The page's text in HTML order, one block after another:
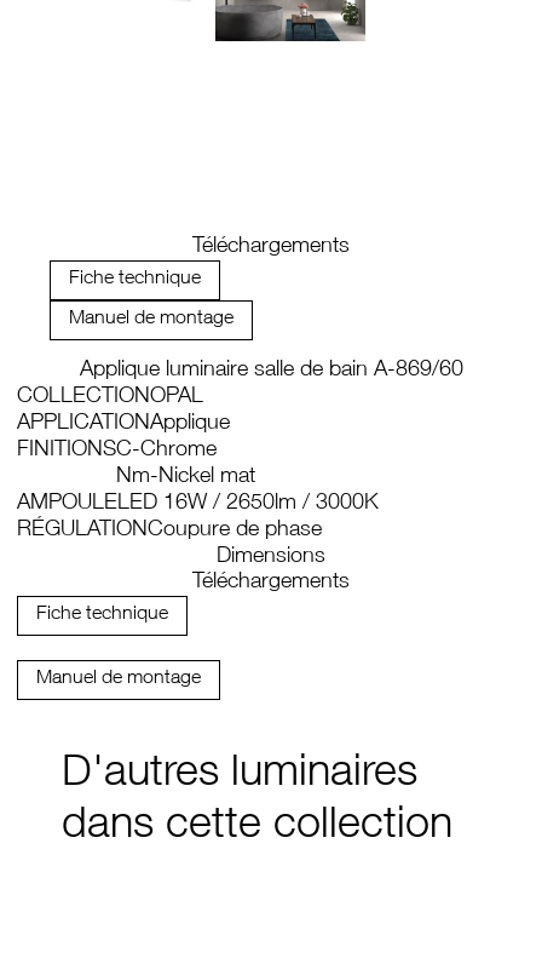
Téléchargements
Fiche technique
Manuel de montage
Applique luminaire salle de bain A-869/60
COLLECTIONOPAL
APPLICATIONApplique
FINITIONSC-Chrome
Nm-Nickel mat
AMPOULELED 16W / 2650lm / 3000K
RÉGULATIONCoupure de phase
Dimensions
Téléchargements
Fiche technique
Manuel de montage
D'autres luminaires
dans cette collection